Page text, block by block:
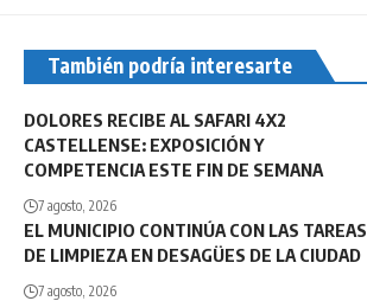
También podría interesarte
DOLORES RECIBE AL SAFARI 4X2
CASTELLENSE: EXPOSICIÓN Y
COMPETENCIA ESTE FIN DE SEMANA
7 agosto, 2026
EL MUNICIPIO CONTINÚA CON LAS TAREAS
DE LIMPIEZA EN DESAGÜES DE LA CIUDAD
7 agosto, 2026